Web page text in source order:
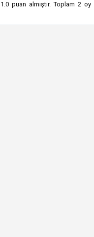
1.0puan almıştır. Toplam 2oy